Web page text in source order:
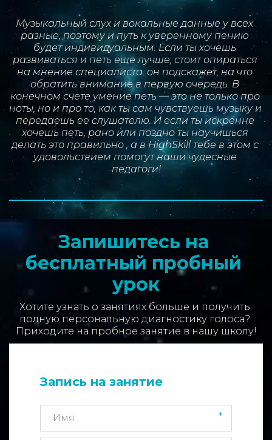
Музыкальный слух и вокальные данные у всех
разные, поэтому и путь к уверенному пению
будет индивидуальным. Если ты хочешь
развиваться и петь ещё лучше, стоит опираться
на мнение специалиста: он подскажет, на что
обратить внимание в первую очередь. В
конечном счете умение петь — это не только про
ноты, но и про то, как ты сам чувствуешь музыку и
передаешь ее слушателю. И если ты искренне
хочешь петь, рано или поздно ты научишься
делать это правильно , а в HighSkill тебе в этом с
удовольствием помогут наши чудесные
педагоги!
Запишитесь на
бесплатный пробный
урок
Хотите узнать о занятиях больше и получить
полную персональную диагностику голоса?
Приходите на пробное занятие в нашу школу!
Запись на занятие
*